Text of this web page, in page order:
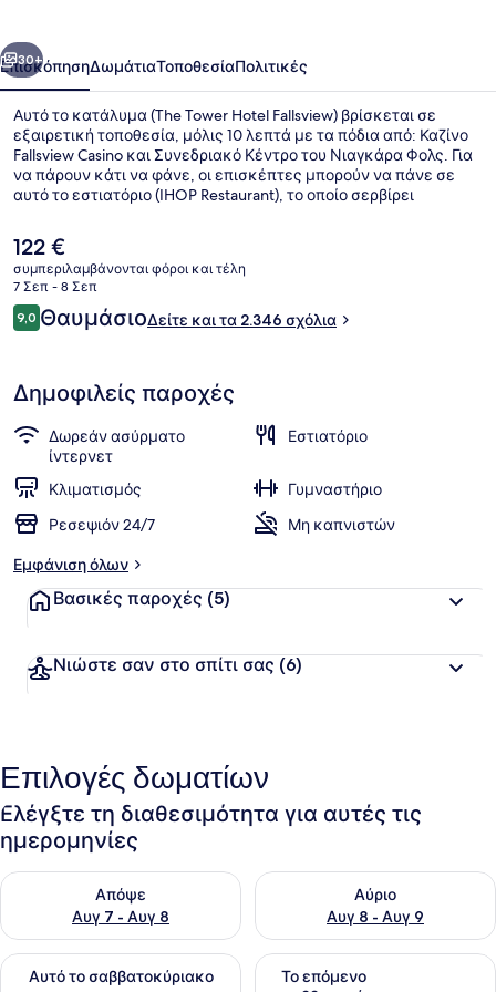
Επόμενο
30+
ΕπισκόπησηΔωμάτιαΤοποθεσίαΠολιτικές
Αυτό το κατάλυμα (The Tower Hotel Fallsview) βρίσκεται σε
εξαιρετική τοποθεσία, μόλις 10 λεπτά με τα πόδια από: Καζίνο
Fallsview Casino και Συνεδριακό Κέντρο του Νιαγκάρα Φολς. Για
να πάρουν κάτι να φάνε, οι επισκέπτες μπορούν να πάνε σε
αυτό το εστιατόριο (IHOP Restaurant), το οποίο σερβίρει
ξενοδοχείο (τύπου μπουτίκ) βρίσκεται επίσης μόλις 15 λεπτά με
τα πόδια από: Σκηνή OLG στο Καζίνο Fallsview και Πύργος
Καταρρ. Νιαγάρα. Άλλοι ταξιδιώτες λατρεύουν το εξυπηρετικό
προσωπικό και την τοποθεσία του.
Η
τρέχουσα
τιμή
είναι
122 €
122 €
συμπεριλαμβάνονται φόροι και τέλη
7 Σεπ - 8 Σεπ
Σχόλια
9,09,0 στα 10
ΘαυμάσιοΔείτε και τα 2.346 σχόλια
Δημοφιλείς παροχές
Δωρεάν ασύρματο
ίντερνετ
Εστιατόριο
Κλιματισμός
Γυμναστήριο
Ρεσεψιόν 24/7
Μη καπνιστών
Εμφάνιση όλων
Βασικές παροχές (5)
Νιώστε σαν στο σπίτι σας (6)
Επιλογές δωματίων
Ελέγξτε τη διαθεσιμότητα για αυτές τις
ημερομηνίες
Απόψε
Αυγ 7 - Αυγ 8
Έλεγχος διαθεσιμότητας για απόψε Αυγ 7 - Αυγ 8
Αύριο
Αυγ 8 - Αυγ 9
Έλεγχος διαθεσιμότητας
Αυτό το σαββατοκύριακο
Έλεγχος διαθεσιμότητας για αυτό το σαββατοκύριακο
Το επόμενο
Έλεγχος διαθεσιμότητας